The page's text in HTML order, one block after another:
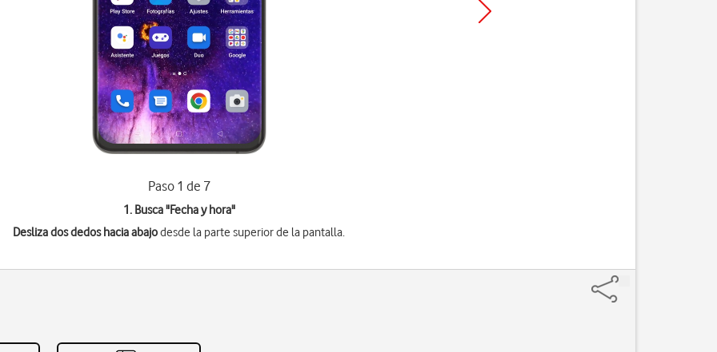
Paso 1 de 7
1. Busca "Fecha y hora"
Desliza dos dedos hacia abajodesde la parte superior de la pantalla.